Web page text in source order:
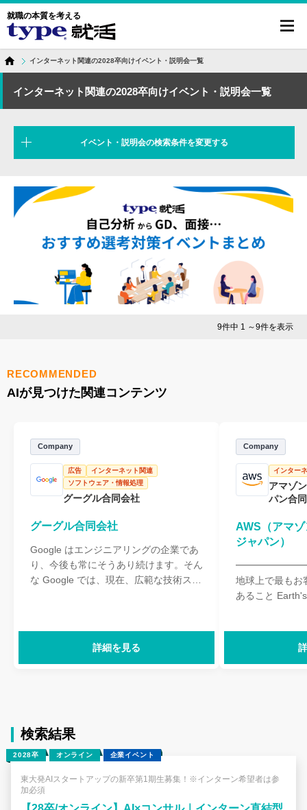
就職の本質を考える
インターネット関連の2028卒向けイベント・説明会一覧
インターネット関連の2028卒向けイベント・説明会一覧
イベント・説明会の検索条件を変更する
9件中 1 ～9件を表示
RECOMMENDED
AIが見つけた関連コンテンツ
Company
広告
インターネット関連
ソフトウェア・情報処理
グーグル合同会社
グーグル合同会社
Google はエンジニアリングの企業であ
り、今後も常にそうあり続けます。そん
な Google では、現在、広範な技術スキ
Google のエンジニアの職務は、検索機
のデベロッパーに向けた、まったく新し
組んでいます。Google 広告から
Chrome、Android、YouTube、そして
ソーシャルからローカルへと、Google
のエンジニアは技術を次々と進歩させ、
詳細を見る
Company
インター
アマゾ
パン合
AWS（アマ
ジャパン）
地球上で最もお
あること
Amazonは、
ジェフ・ベゾ
ト、Fire TV、
商品やサービス
検索結果
2028卒 オンライン 企業イベント
東大発AIスタートアップの新卒第1期生募集！※インターン希望者は参
加必須